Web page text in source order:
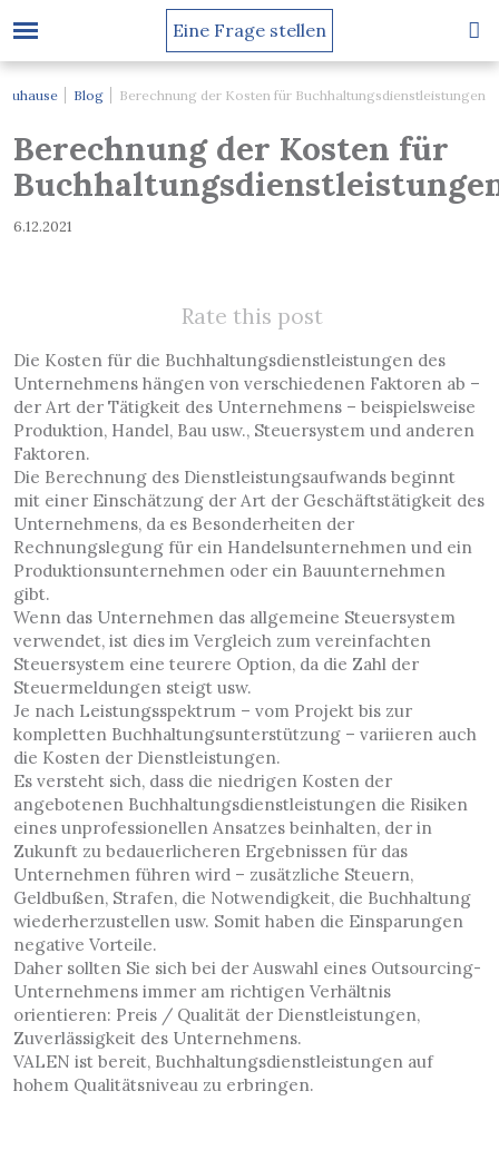
Eine Frage stellen
Zuhause Blog Berechnung der Kosten für Buchhaltungsdienstleistungen
Berechnung der Kosten für
6.12.2021
Rate this post
Die Kosten für die Buchhaltungsdienstleistungen des
Unternehmens hängen von verschiedenen Faktoren ab –
der Art der Tätigkeit des Unternehmens – beispielsweise
Produktion, Handel, Bau usw., Steuersystem und anderen
Faktoren.
Die Berechnung des Dienstleistungsaufwands beginnt
mit einer Einschätzung der Art der Geschäftstätigkeit des
Unternehmens, da es Besonderheiten der
Rechnungslegung für ein Handelsunternehmen und ein
Produktionsunternehmen oder ein Bauunternehmen
gibt.
Wenn das Unternehmen das allgemeine Steuersystem
verwendet, ist dies im Vergleich zum vereinfachten
Steuersystem eine teurere Option, da die Zahl der
Steuermeldungen steigt usw.
Je nach Leistungsspektrum – vom Projekt bis zur
kompletten Buchhaltungsunterstützung – variieren auch
die Kosten der Dienstleistungen.
Es versteht sich, dass die niedrigen Kosten der
angebotenen Buchhaltungsdienstleistungen die Risiken
eines unprofessionellen Ansatzes beinhalten, der in
Zukunft zu bedauerlicheren Ergebnissen für das
Unternehmen führen wird – zusätzliche Steuern,
Geldbußen, Strafen, die Notwendigkeit, die Buchhaltung
wiederherzustellen usw. Somit haben die Einsparungen
negative Vorteile.
Daher sollten Sie sich bei der Auswahl eines Outsourcing-
Unternehmens immer am richtigen Verhältnis
orientieren: Preis / Qualität der Dienstleistungen,
Zuverlässigkeit des Unternehmens.
VALEN ist bereit, Buchhaltungsdienstleistungen auf
hohem Qualitätsniveau zu erbringen.